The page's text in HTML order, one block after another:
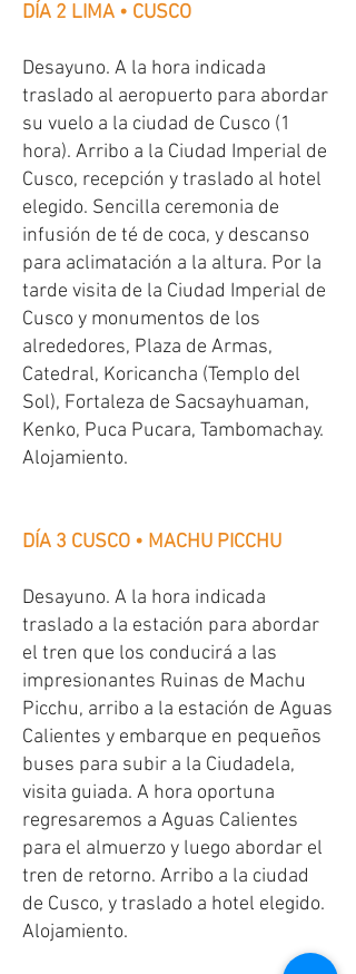
DÍA 2 LIMA • CUSCO
Desayuno. A la hora indicada
traslado al aeropuerto para abordar
su vuelo a la ciudad de Cusco (1
hora). Arribo a la Ciudad Imperial de
Cusco, recepción y traslado al hotel
elegido. Sencilla ceremonia de
infusión de té de coca, y descanso
para aclimatación a la altura. Por la
tarde visita de la Ciudad Imperial de
Cusco y monumentos de los
alrededores, Plaza de Armas,
Catedral, Koricancha (Templo del
Sol), Fortaleza de Sacsayhuaman,
Kenko, Puca Pucara, Tambomachay.
Alojamiento.
DÍA 3 CUSCO • MACHU PICCHU
Desayuno. A la hora indicada
traslado a la estación para abordar
el tren que los conducirá a las
impresionantes Ruinas de Machu
Picchu, arribo a la estación de Aguas
Calientes y embarque en pequeños
buses para subir a la Ciudadela,
visita guiada. A hora oportuna
regresaremos a Aguas Calientes
para el almuerzo y luego abordar el
tren de retorno. Arribo a la ciudad
de Cusco, y traslado a hotel elegido.
Alojamiento.